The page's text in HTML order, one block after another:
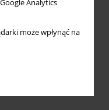
Analytics
może wpłynąć na